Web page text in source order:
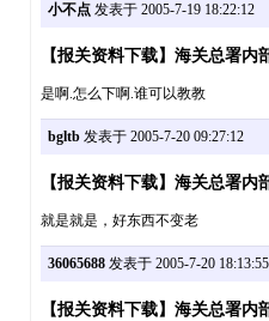
小不点发表于 2005-7-19 18:22:12
【报关资料下载】海关总署内
是啊.怎么下啊.谁可以教教
bgltb发表于 2005-7-20 09:27:12
【报关资料下载】海关总署内
就是就是，好东西不变老
36065688发表于 2005-7-20 18:13:55
【报关资料下载】海关总署内